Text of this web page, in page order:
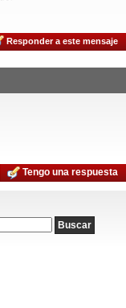
Responder a este mensaje
Tengo una respuesta